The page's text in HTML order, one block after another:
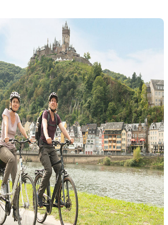
Tipp Hunsrück-Mosel
Tipp Ahr-Voreifel
Tipp Kosmosradweg
Tipp Moseltal
Tipp MaareMosel
Tipp Enztal